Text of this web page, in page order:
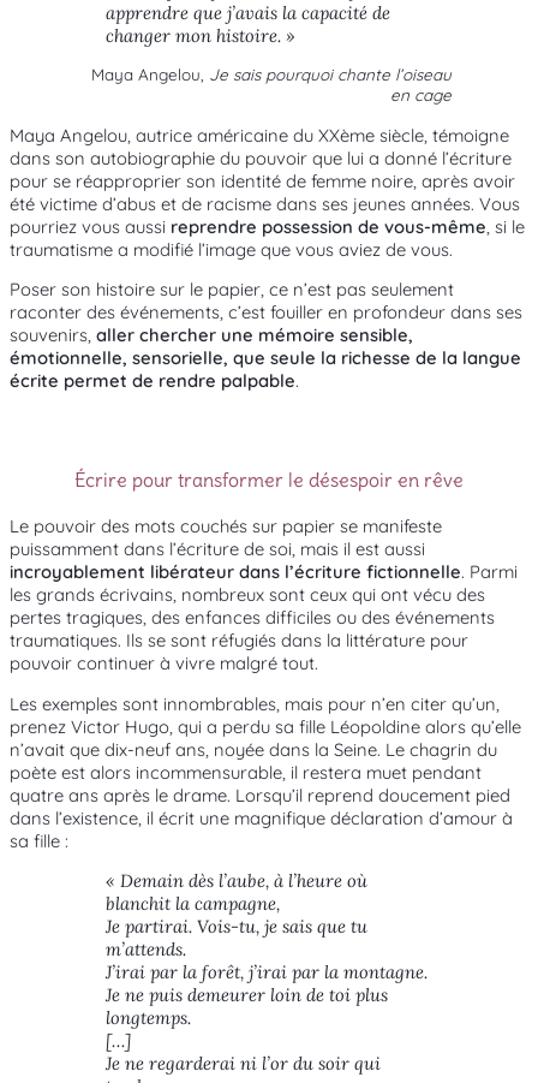
apprendre que j’avais la capacité de
changer mon histoire. »
Maya Angelou, Je sais pourquoi chante l’oiseau
en cage
Maya Angelou, autrice américaine du XXème siècle, témoigne
dans son autobiographie du pouvoir que lui a donné l’écriture
pour se réapproprier son identité de femme noire, après avoir
été victime d’abus et de racisme dans ses jeunes années. Vous
pourriez vous aussi reprendre possession de vous-même , si le
traumatisme a modifié l’image que vous aviez de vous.
Poser son histoire sur le papier, ce n’est pas seulement
raconter des événements, c’est fouiller en profondeur dans ses
souvenirs, aller chercher une mémoire sensible,
émotionnelle, sensorielle, que seule la richesse de la langue
écrite permet de rendre palpable.
Écrire pour transformer le désespoir en rêve
Le pouvoir des mots couchés sur papier se manifeste
puissamment dans l’écriture de soi, mais il est aussi
incroyablement libérateur dans l’écriture fictionnelle. Parmi
les grands écrivains, nombreux sont ceux qui ont vécu des
pertes tragiques, des enfances difficiles ou des événements
traumatiques. Ils se sont réfugiés dans la littérature pour
pouvoir continuer à vivre malgré tout.
Les exemples sont innombrables, mais pour n’en citer qu’un,
prenez Victor Hugo, qui a perdu sa fille Léopoldine alors qu’elle
n’avait que dix-neuf ans, noyée dans la Seine. Le chagrin du
poète est alors incommensurable, il restera muet pendant
quatre ans après le drame. Lorsqu’il reprend doucement pied
dans l’existence, il écrit une magnifique déclaration d’amour à
sa fille :
« Demain dès l’aube, à l’heure où
blanchit la campagne,
Je partirai. Vois-tu, je sais que tu
m’attends.
J’irai par la forêt, j’irai par la montagne.
Je ne puis demeurer loin de toi plus
longtemps.
[…]
Je ne regarderai ni l’or du soir qui